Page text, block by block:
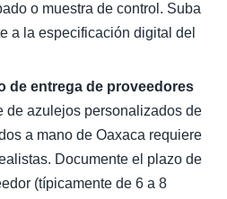
o muestra de control. Suba
a la especificación digital del
de entrega de proveedores
de azulejos personalizados de
a mano de Oaxaca requiere
Documente el plazo de
(típicamente de 6 a 8